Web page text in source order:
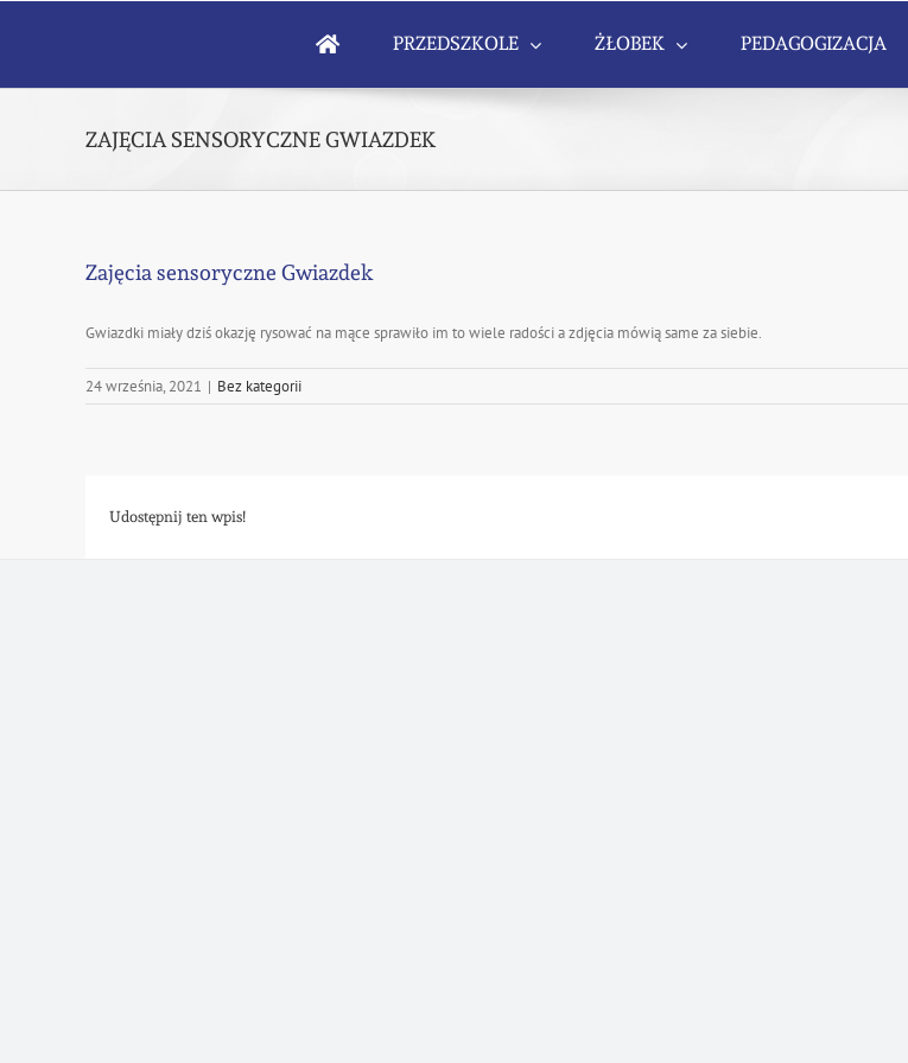
PRZEDSZKOLE ŻŁOBEK PEDAGOGIZACJA
ZAJĘCIA SENSORYCZNE GWIAZDEK
Zajęcia sensoryczne Gwiazdek
Gwiazdki miały dziś okazję rysować na mące sprawiło im to wiele radości a zdjęcia mówią same za siebie.
24 września, 2021 | Bez kategorii
Udostępnij ten wpis!